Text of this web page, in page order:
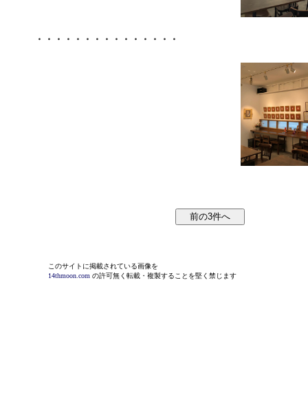
・・・・・・・・・・・・・・・
このサイトに掲載されている画像を
14thmoon.com の許可無く転載・複製することを堅く禁じます